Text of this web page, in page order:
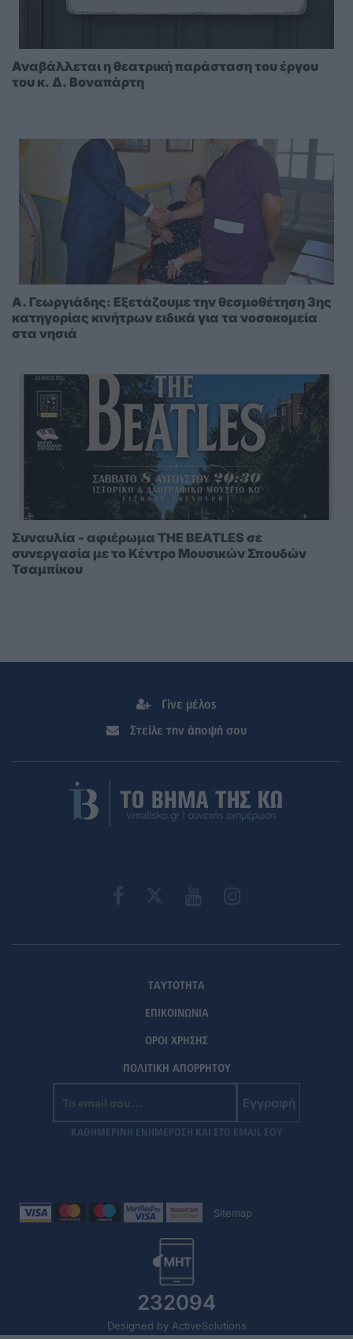
Αναβάλλεται η θεατρική παράσταση του έργου
του κ. Δ. Βοναπάρτη
A. Γεωργιάδης: Eξετάζουμε την θεσμοθέτηση 3ης
κατηγορίας κινήτρων ειδικά για τα νοσοκομεία
στα νησιά
Συναυλία - αφιέρωμα THE BEATLES σε
συνεργασία με το Κέντρο Μουσικών Σπουδών
Τσαμπίκου
Γίνε μέλος
Στείλε την άποψή σου
ΤΑΥΤΟΤΗΤΑ
ΕΠΙΚΟΙΝΩΝΙΑ
ΟΡΟΙ ΧΡΗΣΗΣ
ΠΟΛΙΤΙΚΗ ΑΠΟΡΡΗΤΟΥ
Εγγραφή
ΚΑΘΗΜΕΡΙΝΗ ΕΝΗΜΕΡΩΣΗ ΚΑΙ ΣΤΟ EMAIL ΣΟΥ
Sitemap
232094
Designed by ActiveSolutions